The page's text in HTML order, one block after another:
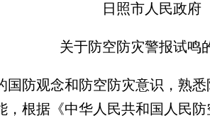
日照市人民政府
关于防空防灾警报试鸣
防观念和防空防灾意识，熟悉
，根据《中华人民共和国人民